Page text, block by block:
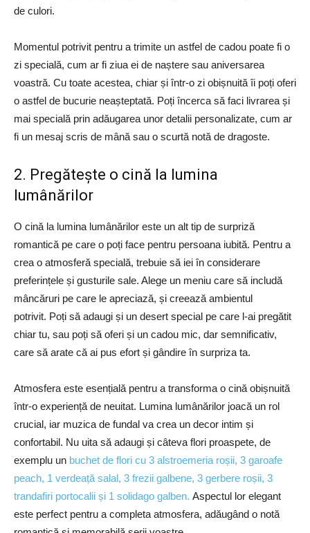
de culori.
Momentul potrivit pentru a trimite un astfel de cadou poate fi o
zi specială, cum ar fi ziua ei de naștere sau aniversarea
voastră. Cu toate acestea, chiar și într-o zi obișnuită îi poți oferi
o astfel de bucurie neașteptată. Poți încerca să faci livrarea și
mai specială prin adăugarea unor detalii personalizate, cum ar
fi un mesaj scris de mână sau o scurtă notă de dragoste.
2. Pregătește o cină la lumina
lumânărilor
O cină la lumina lumânărilor este un alt tip de surpriză
romantică pe care o poți face pentru persoana iubită. Pentru a
crea o atmosferă specială, trebuie să iei în considerare
preferințele și gusturile sale. Alege un meniu care să includă
mâncăruri pe care le apreciază, și creează ambientul
potrivit. Poți să adaugi și un desert special pe care l-ai pregătit
chiar tu, sau poți să oferi și un cadou mic, dar semnificativ,
care să arate că ai pus efort și gândire în surpriza ta.
Atmosfera este esențială pentru a transforma o cină obișnuită
într-o experiență de neuitat. Lumina lumânărilor joacă un rol
crucial, iar muzica de fundal va crea un decor intim și
confortabil. Nu uita să adaugi și câteva flori proaspete, de
exemplu un buchet de flori cu 3 alstroemeria roșii, 3 garoafe
peach, 1 verdeață salal, 3 frezii galbene, 3 gerbere roșii, 3
trandafiri portocalii și 1 solidago galben. Aspectul lor elegant
este perfect pentru a completa atmosfera, adăugând o notă